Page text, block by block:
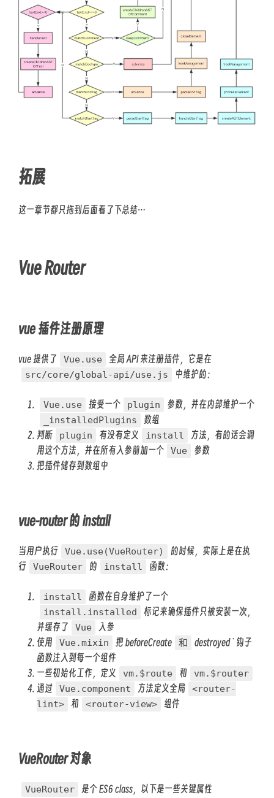
拓展
这一章节都只拖到后面看了下总结…
Vue Router
vue 插件注册原理
vue 提供了 Vue.use 全局 API 来注册插件，它是在
src/core/global-api/use.js 中维护的：
Vue.use 接受一个 plugin 参数，并在内部维护一个
_installedPlugins
数组
判断
plugin 有没有定义 install
方法，有的话会调
用这个方法，并在所有入参前加一个
Vue
参数
把插件储存到数组中
vue-router 的 install
当用户执行 Vue.use(VueRouter)
的时候，实际上是在执
行
VueRouter 的 install 函数：
install 函数在自身维护了一个
install.installed
标记来确保插件只被安装一次，
并缓存了
Vue
入参
使用
Vue.mixin 把 beforeCreate 和
destroyed`钩子
函数注入到每一个组件
一些初始化工作，定义
vm.$route 和 vm.$router
通过 Vue.component 方法定义全局
<router-
lint>
和 <router-view> 组件
VueRouter 对象
VueRouter 是个 ES6 class，以下是一些关键属性